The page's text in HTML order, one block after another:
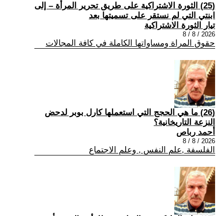
(25) الثورة الاشتراكية على طريق تحرير المرأة – إلى
ابنتي التي لم نستقر على تسميتها بعد
تيار الثورة الاشتراكية
2026 / 8 / 8
حقوق المراة ومساواتها الكاملة في كافة المجالات
(26) ما هي الحجج التي استعملها كارل بوبر لدحض
النزعة التاريخانية؟
أحمد رباص
2026 / 8 / 8
الفلسفة ,علم النفس , وعلم الاجتماع